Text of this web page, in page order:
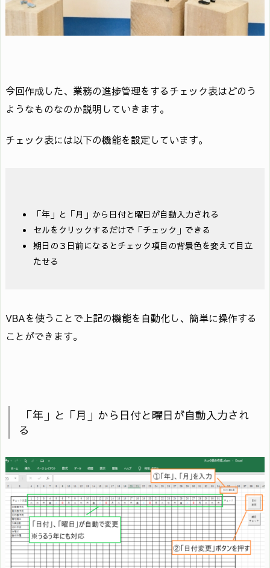
今回作成した、業務の進捗管理をするチェック表はどのう
ようなものなのか説明していきます。
チェック表には以下の機能を設定しています。
「年」と「月」から日付と曜日が自動入力される
セルをクリックするだけで「チェック」できる
期日の３日前になるとチェック項目の背景色を変えて目立
たせる
VBAを使うことで上記の機能を自動化し、簡単に操作する
ことができます。
「年」と「月」から日付と曜日が自動入力され
る